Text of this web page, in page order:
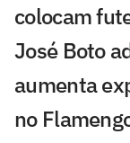
colocam
José Boto
aumenta
no